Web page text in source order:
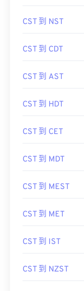
CST 到 NST
CST 到 CDT
CST 到 AST
CST 到 HDT
CST 到 CET
CST 到 MDT
CST 到 MEST
CST 到 MET
CST 到 IST
CST 到 NZST